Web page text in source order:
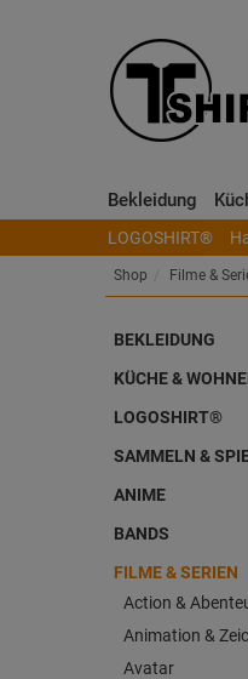
Bekleidung
LOGOSHIRT®
Shop Filme &
BEKLEIDUNG
KÜCHE &
LOGOSHIRT®
SAMMELN &
ANIME
BANDS
FILME & SERIEN
Action &
Animation &
Avatar